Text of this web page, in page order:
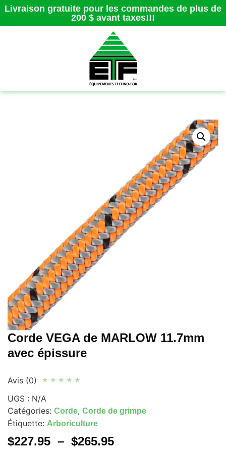
Livraison gratuite pour les commandes de plus de
200 $ avant taxes!!!
Corde VEGA de MARLOW 11.7mm
avec épissure
Avis (0) ★ ★ ★ ★ ★
UGS : N/A
Catégories: Corde, Corde de grimpe
Étiquette: Arboriculture
$227.95 – $265.95